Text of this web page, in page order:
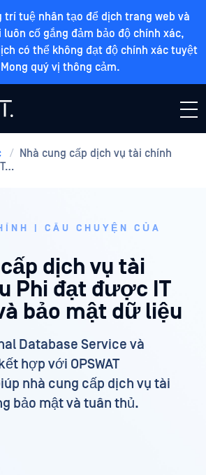
trí tuệ nhân tạo để dịch trang web và
cố gắng đảm bảo độ chính xác,
có thể không đạt độ chính xác tuyệt
quý vị thông cảm.
/
Nhà cung cấp dịch vụ tài chính
| CÂU CHUYỆN CỦA
dịch vụ tài
Phi đạt được IT
bảo mật dữ liệu
Database Service và
hợp với OPSWAT
nhà cung cấp dịch vụ tài
bảo mật và tuân thủ.